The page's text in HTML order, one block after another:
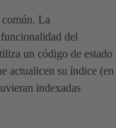
común. La
del
un código de estado
actualicen su índice (en
indexadas